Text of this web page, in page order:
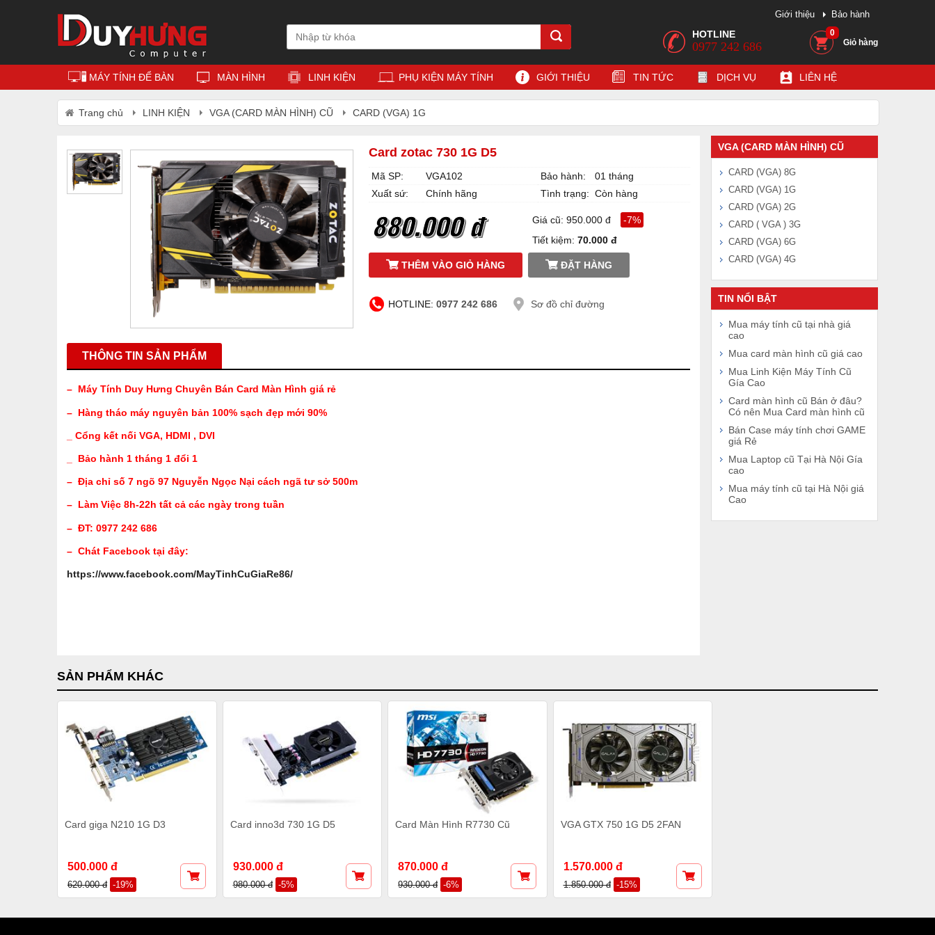
Giới thiệu Bảo hành
0
Giỏ hàng
HOTLINE
0977 242 686
MÁY TÍNH ĐỂ BÀN MÀN HÌNH LINH KIỆN PHỤ KIỆN MÁY TÍNH GIỚI THIỆU TIN TỨC DỊCH VỤ LIÊN HỆ
Trang chủ LINH KIỆN VGA (CARD MÀN HÌNH) CŨ CARD (VGA) 1G
Card zotac 730 1G D5
Mã SP: VGA102 Bảo hành:
01 tháng
Xuất sứ:
Chính hãng Tình trạng: Còn hàng
880.000 đ Giá cũ: 950.000 đ
-7%
Tiết kiệm: 70.000 đ
THÊM VÀO GIỎ HÀNG ĐẶT HÀNG
HOTLINE: 0977 242 686 Sơ đồ chỉ đường
THÔNG TIN SẢN PHẨM
– Máy Tính Duy Hưng Chuyên Bán Card Màn Hình giá rẻ
– Hàng tháo máy nguyên bản 100% sạch đẹp mới 90%
_ Cổng kết nối VGA, HDMI , DVI
_ Bảo hành 1 tháng 1 đổi 1
– Địa chỉ số 7 ngõ 97 Nguyễn Ngọc Nại cách ngã tư sở 500m
– Làm Việc 8h-22h tất cả các ngày trong tuần
– ĐT: 0977 242 686
– Chát Facebook tại đây:
https://www.facebook.com/MayTinhCuGiaRe86/
VGA (CARD MÀN HÌNH) CŨ
CARD (VGA) 8G
CARD (VGA) 1G
CARD (VGA) 2G
CARD ( VGA ) 3G
CARD (VGA) 6G
CARD (VGA) 4G
TIN NỔI BẬT
Mua máy tính cũ tại nhà giá
cao
Mua card màn hình cũ giá cao
Mua Linh Kiện Máy Tính Cũ
Gía Cao
Card màn hình cũ Bán ở đâu?
Có nên Mua Card màn hình cũ
Bán Case máy tính chơi GAME
giá Rẻ
Mua Laptop cũ Tại Hà Nội Gía
cao
Mua máy tính cũ tại Hà Nội giá
Cao
SẢN PHẨM KHÁC
Card giga N210 1G D3
500.000 đ
620.000 đ -19%
Card inno3d 730 1G D5
930.000 đ
980.000 đ -5%
Card Màn Hình R7730 Cũ
870.000 đ
930.000 đ -6%
VGA GTX 750 1G D5 2FAN
1.570.000 đ
1.850.000 đ -15%